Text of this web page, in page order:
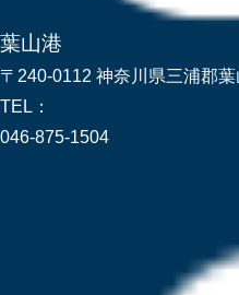
葉山港
〒240-0112 神奈川県三浦郡
TEL：
046-875-1504